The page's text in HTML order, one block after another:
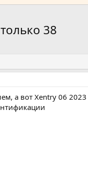
38
а вот Xentry 06